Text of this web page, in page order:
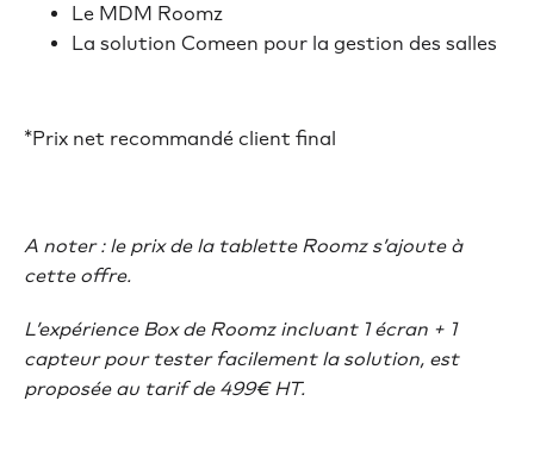
Le MDM Roomz
La solution Comeen pour la gestion des salles
*Prix net recommandé client final
A noter : le prix de la tablette Roomz s’ajoute à
cette offre.
L’expérience Box de Roomz incluant 1 écran + 1
capteur pour tester facilement la solution, est
proposée au tarif de 499€ HT.